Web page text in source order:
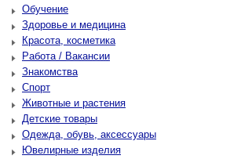
Обучение
Здоровье и медицина
Красота, косметика
Работа / Вакансии
Знакомства
Спорт
Животные и растения
Детские товары
Одежда, обувь, аксессуары
Ювелирные изделия